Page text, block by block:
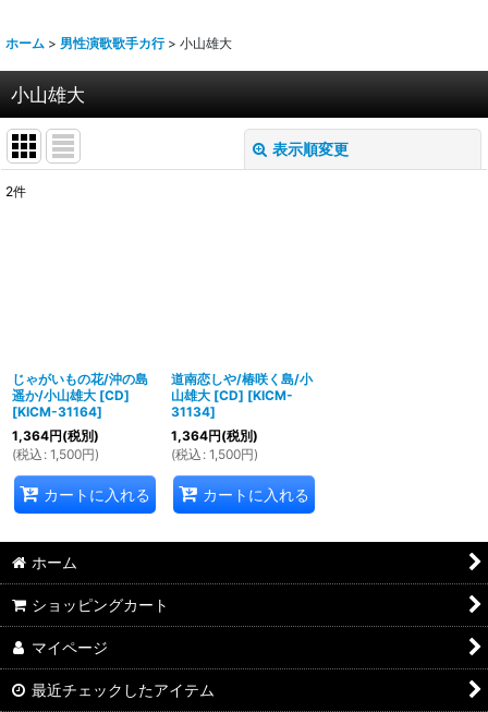
ホーム > 男性演歌歌手カ行 > 小山雄大
小山雄大
表示順変更
2件
じゃがいもの花/沖の島
遥か/小山雄大 [CD]
[KICM-31164]
1,364円(税別)
(税込 : 1,500円)
カートに入れる
道南恋しや/椿咲く島/小
山雄大 [CD] [KICM-
31134]
1,364円(税別)
(税込 : 1,500円)
カートに入れる
ホーム
ショッピングカート
マイページ
最近チェックしたアイテム